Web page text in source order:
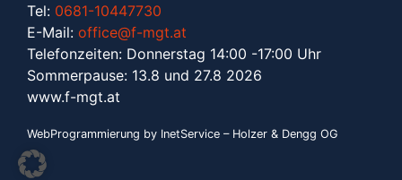
Tel: 0681-10447730
E-Mail: office@f-mgt.at
Telefonzeiten: Donnerstag 14:00 -17:00 Uhr
Sommerpause: 13.8 und 27.8 2026
www.f-mgt.at
WebProgrammierung by InetService – Holzer & Dengg OG